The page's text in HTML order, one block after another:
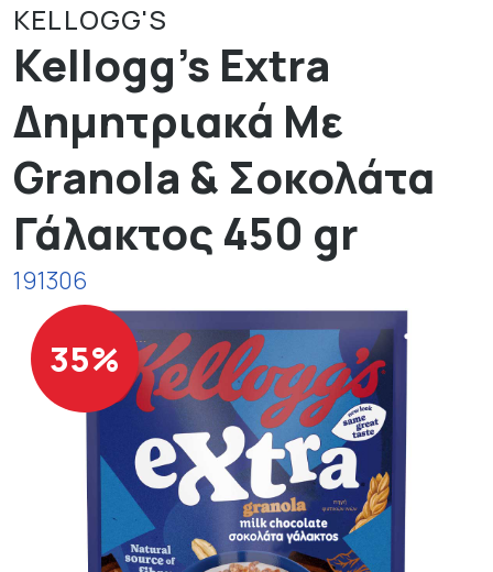
KELLOGG'S
Kellogg's Extra
Δημητριακά Με
Granola & Σοκολάτα
Γάλακτος 450 gr
191306
35%